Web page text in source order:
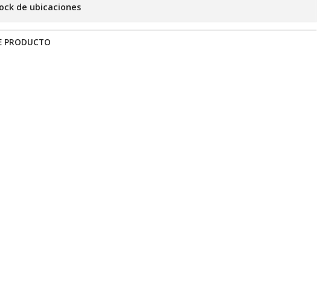
de ubicaciones
PRODUCTO